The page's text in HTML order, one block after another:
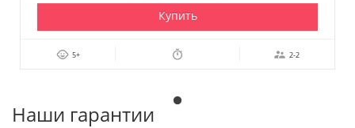
Купить
5+ 2-2
Наши гарантии